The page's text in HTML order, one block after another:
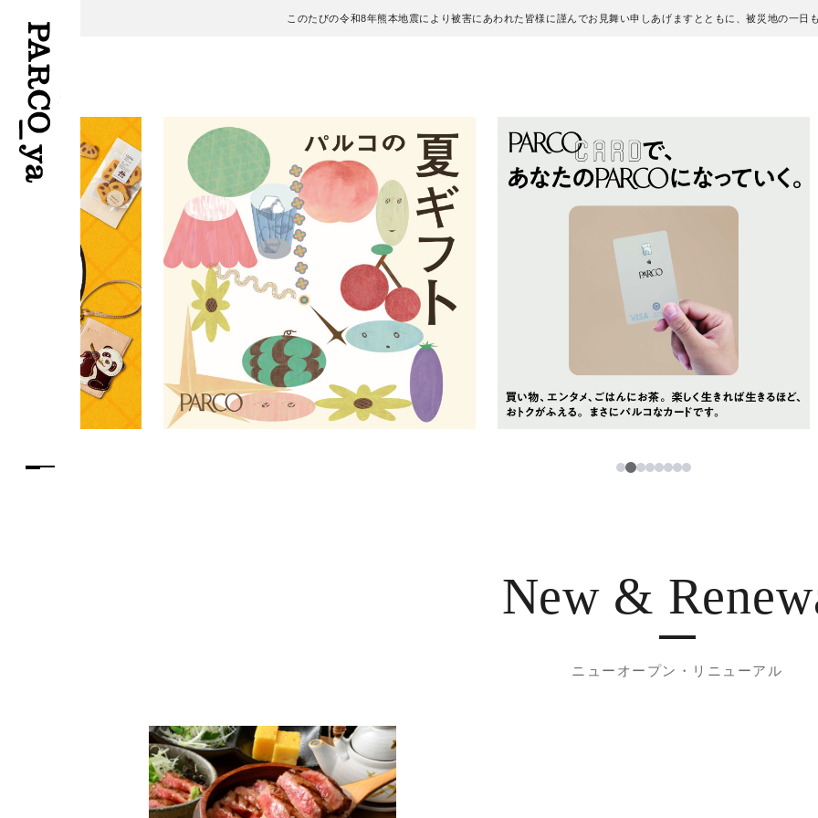
このたびの令和8年熊本地震により被害にあわれた皆様に謹んでお見舞い申しあげますとともに、被災地の一日
フロアガイド
施設案内・アクセス
イベント・ポップアップ
レストラン・カフェ
TAX FREE
PARCOメンバーズ
ENGLISH
繁体字
簡体字
ภาษาไทย
日本語
12345678
New &
ニューオープン・リニューアル